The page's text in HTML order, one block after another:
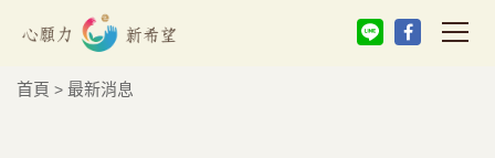
首頁 > 最新消息